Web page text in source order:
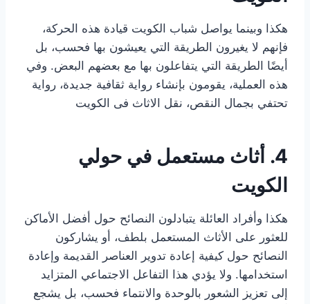
هكذا وبينما يواصل شباب الكويت قيادة هذه الحركة،
فإنهم لا يغيرون الطريقة التي يعيشون بها فحسب، بل
أيضًا الطريقة التي يتفاعلون بها مع بعضهم البعض. وفي
هذه العملية، يقومون بإنشاء رواية ثقافية جديدة، رواية
تحتفي بجمال النقص، نقل الاثاث فى الكويت
4. أثاث مستعمل في حولي
الكويت
هكذا وأفراد العائلة يتبادلون النصائح حول أفضل الأماكن
للعثور على الأثاث المستعمل بلطف، أو يشاركون
النصائح حول كيفية إعادة تدوير العناصر القديمة وإعادة
استخدامها. ولا يؤدي هذا التفاعل الاجتماعي المتزايد
إلى تعزيز الشعور بالوحدة والانتماء فحسب، بل يشجع